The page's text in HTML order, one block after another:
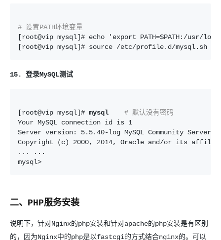
# 设置PATH环境变量
[root@vip mysql]# echo 'export PATH=$PATH:/
[root@vip mysql]# source /etc/profile.d/mysql.sh
15. 登录MySQL测试
[root@vip mysql]# mysql
# 默认没有密码
Your MySQL connection id is 1
Server version: 5.5.40-log MySQL Community Server
Copyright (c) 2000, 2014, Oracle and/or its
... ...
mysql>
二、PHP服务安装
说明下，针对Nginx的php安装和针对apache的php安装是有区别
的，因为Nginx中的php是以fastcgi的方式结合nginx的。可以